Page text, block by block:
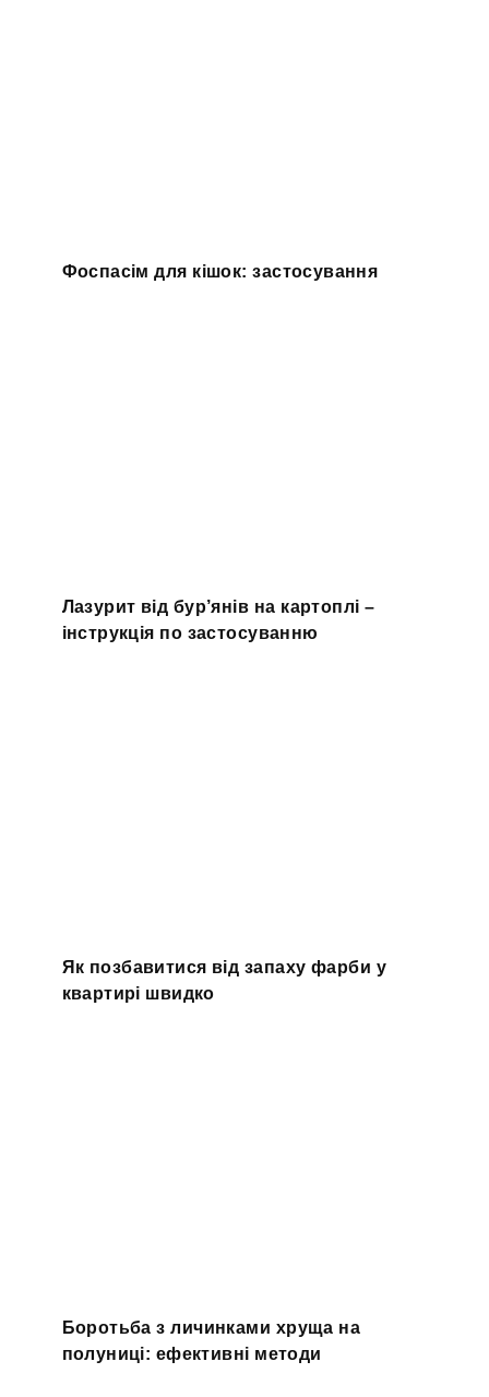
Фоспасім для кішок: застосування
Лазурит від бур’янів на картоплі –
інструкція по застосуванню
Як позбавитися від запаху фарби у
квартирі швидко
Боротьба з личинками хруща на
полуниці: ефективні методи